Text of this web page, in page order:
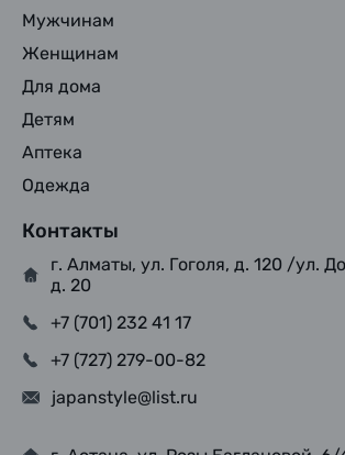
Мужчинам
Женщинам
Для дома
Детям
Аптека
Одежда
Контакты
г. Алматы, ул. Гоголя, д. 120 /ул.
д. 20
+7 (701) 232 41 17
+7 (727) 279-00-82
japanstyle@list.ru